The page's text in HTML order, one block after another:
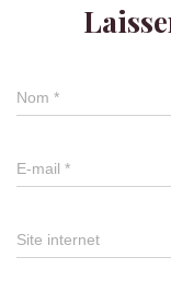
Nom *
E-mail *
Site internet